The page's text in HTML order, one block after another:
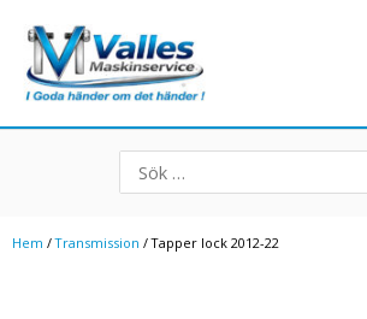
innehåll
Search
for:
Hem /Transmission / Tapper lock 2012-22